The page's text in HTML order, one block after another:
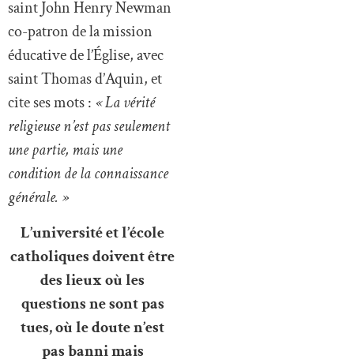
saint John Henry Newman
co-patron de la mission
éducative de l’Église, avec
saint Thomas d’Aquin, et
cite ses mots : « La vérité
religieuse n’est pas seulement
une partie, mais une
condition de la connaissance
générale. »
L’université et l’école
catholiques doivent être
des lieux où les
questions ne sont pas
tues, où le doute n’est
pas banni mais